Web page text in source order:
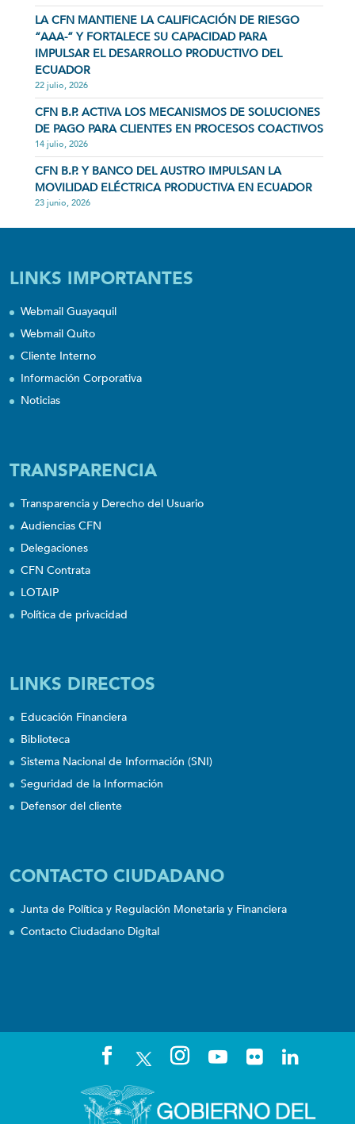
LA CFN MANTIENE LA CALIFICACIÓN DE RIESGO
“AAA-” Y FORTALECE SU CAPACIDAD PARA
IMPULSAR EL DESARROLLO PRODUCTIVO DEL
ECUADOR
22 julio, 2026
CFN B.P. ACTIVA LOS MECANISMOS DE SOLUCIONES
DE PAGO PARA CLIENTES EN PROCESOS COACTIVOS
14 julio, 2026
CFN B.P. Y BANCO DEL AUSTRO IMPULSAN LA
MOVILIDAD ELÉCTRICA PRODUCTIVA EN ECUADOR
23 junio, 2026
LINKS IMPORTANTES
Webmail Guayaquil
Webmail Quito
Cliente Interno
Información Corporativa
Noticias
TRANSPARENCIA
Transparencia y Derecho del Usuario
Audiencias CFN
Delegaciones
CFN Contrata
LOTAIP
Política de privacidad
LINKS DIRECTOS
Educación Financiera
Biblioteca
Sistema Nacional de Información (SNI)
Seguridad de la Información
Defensor del cliente
CONTACTO CIUDADANO
Junta de Política y Regulación Monetaria y Financiera
Contacto Ciudadano Digital